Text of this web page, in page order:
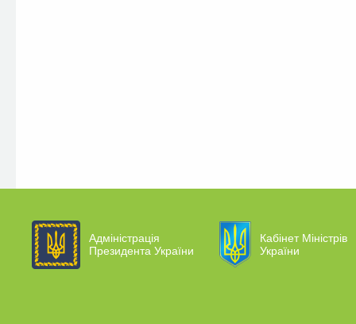
Адміністрація
Президента України
Кабінет Міністрів
України